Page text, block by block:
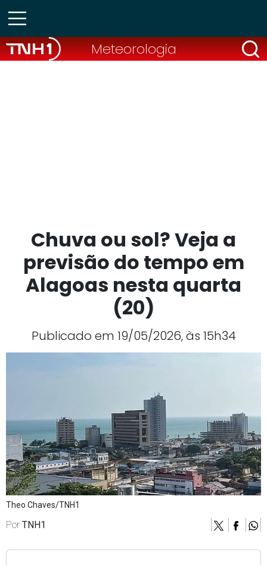
Meteorologia
Chuva ou sol? Veja a
previsão do tempo em
Alagoas nesta quarta
(20)
Publicado em 19/05/2026, às 15h34
Theo Chaves/TNH1
Por TNH1